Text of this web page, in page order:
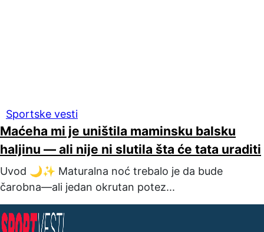
Sportske vesti
Maćeha mi je uništila maminsku balsku
haljinu — ali nije ni slutila šta će tata uraditi
Uvod 🌙✨ Maturalna noć trebalo je da bude
čarobna—ali jedan okrutan potez...